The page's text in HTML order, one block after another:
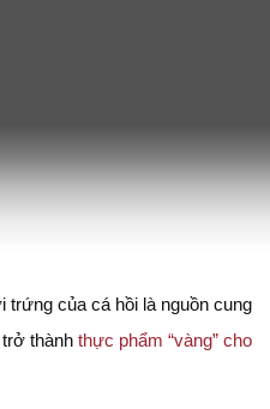
của cá hồi là nguồn cung
thành thực phẩm “vàng” cho